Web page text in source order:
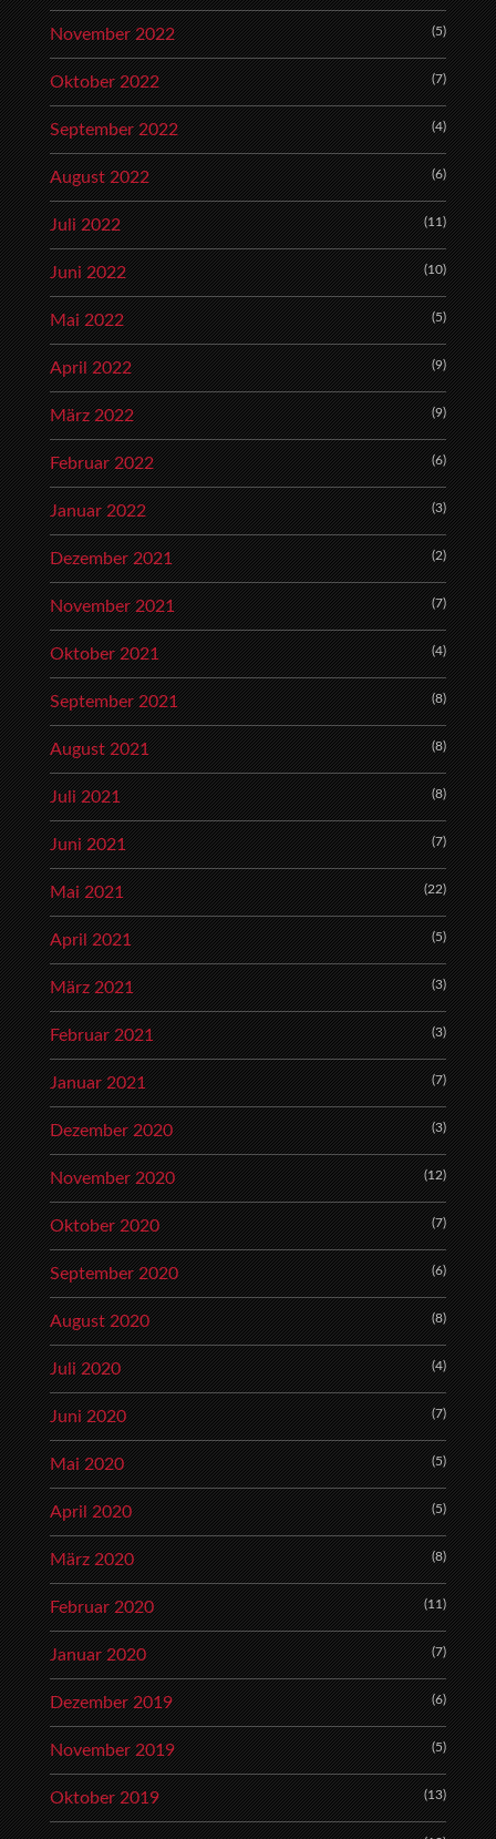
November 2022 (5)
Oktober 2022 (7)
September 2022 (4)
August 2022 (6)
Juli 2022 (11)
Juni 2022 (10)
Mai 2022 (5)
April 2022 (9)
März 2022 (9)
Februar 2022 (6)
Januar 2022 (3)
Dezember 2021 (2)
November 2021 (7)
Oktober 2021 (4)
September 2021 (8)
August 2021 (8)
Juli 2021 (8)
Juni 2021 (7)
Mai 2021 (22)
April 2021 (5)
März 2021 (3)
Februar 2021 (3)
Januar 2021 (7)
Dezember 2020 (3)
November 2020 (12)
Oktober 2020 (7)
September 2020 (6)
August 2020 (8)
Juli 2020 (4)
Juni 2020 (7)
Mai 2020 (5)
April 2020 (5)
März 2020 (8)
Februar 2020 (11)
Januar 2020 (7)
Dezember 2019 (6)
November 2019 (5)
Oktober 2019 (13)